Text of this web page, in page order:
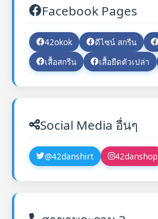
Facebook Pages
42okok ดีไซน์ สกรีน
เสื้อสกรีน
เสื้อยืดตัวเปล่า
Social Media อื่นๆ
@42danshirt 42danshop